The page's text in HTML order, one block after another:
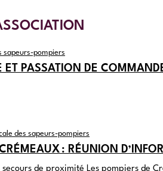
sapeurs-pompiers
ET PASSATION DE
des sapeurs-pompiers
: RÉUNION
de proximité Les pompiers de